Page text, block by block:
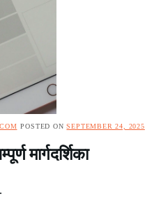
POSTED ONSEPTEMBER 24, 2025
मार्गदर्शिका